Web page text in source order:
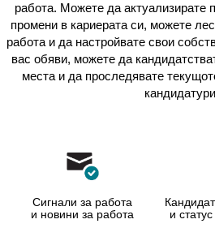
работа. Можете да актуализирате
промени в кариерата си, можете
работа и да настройвате свои
вас обяви, можете да
места и да проследявате
Сигнали за работа
и новини за работа
и